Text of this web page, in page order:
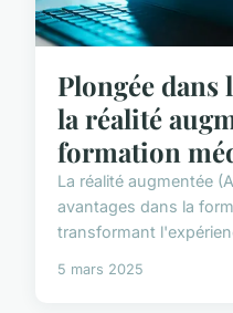
Plongée dans
la réalité
formation
La réalité augmentée
avantages dans la
transformant
5 mars 2025